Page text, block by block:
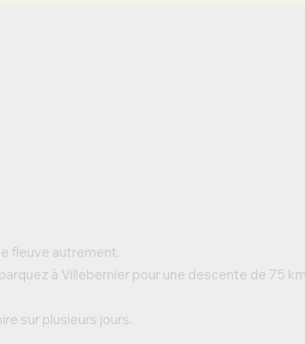
fleuve autrement.
à Villebernier pour une descente de 75
sur plusieurs jours.